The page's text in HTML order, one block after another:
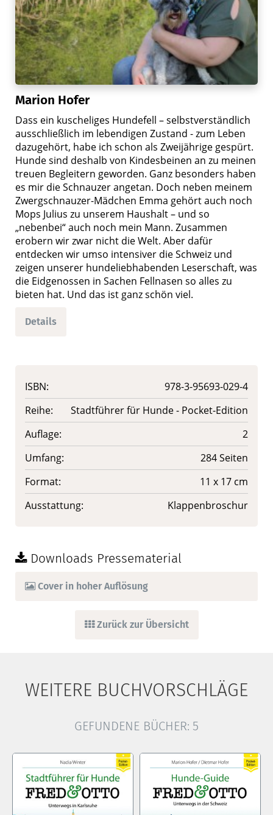
Marion Hofer
Dass ein kuscheliges Hundefell – selbstverständlich
ausschließlich im lebendigen Zustand - zum Leben
dazugehört, habe ich schon als Zweijährige gespürt.
Hunde sind deshalb von Kindesbeinen an zu meinen
treuen Begleitern geworden. Ganz besonders haben
es mir die Schnauzer angetan. Doch neben meinem
Zwergschnauzer-Mädchen Emma gehört auch noch
Mops Julius zu unserem Haushalt – und so
„nebenbei“ auch noch mein Mann. Zusammen
erobern wir zwar nicht die Welt. Aber dafür
entdecken wir umso intensiver die Schweiz und
zeigen unserer hundeliebhabenden Leserschaft, was
die Eidgenossen in Sachen Fellnasen so alles zu
bieten hat. Und das ist ganz schön viel.
Details
ISBN:
978-3-95693-029-4
Reihe:
Stadtführer für Hunde - Pocket-Edition
Auflage:
2
Umfang:
284 Seiten
Format:
11 x 17 cm
Ausstattung:
Klappenbroschur
Downloads Pressematerial
Cover in hoher Auflösung
Zurück zur Übersicht
WEITERE BUCHVORSCHLÄGE
GEFUNDENE BÜCHER: 5